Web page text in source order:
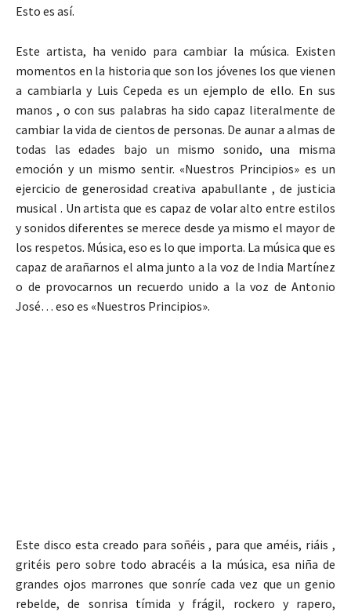
Esto es así.
Este artista, ha venido para cambiar la música. Existen
momentos en la historia que son los jóvenes los que vienen
a cambiarla y Luis Cepeda es un ejemplo de ello. En sus
manos , o con sus palabras ha sido capaz literalmente de
cambiar la vida de cientos de personas. De aunar a almas de
todas las edades bajo un mismo sonido, una misma
emoción y un mismo sentir. «Nuestros Principios» es un
ejercicio de generosidad creativa apabullante , de justicia
musical . Un artista que es capaz de volar alto entre estilos
y sonidos diferentes se merece desde ya mismo el mayor de
los respetos. Música, eso es lo que importa. La música que es
capaz de arañarnos el alma junto a la voz de India Martínez
o de provocarnos un recuerdo unido a la voz de Antonio
José… eso es «Nuestros Principios».
Este disco esta creado para soñéis , para que améis, riáis ,
gritéis pero sobre todo abracéis a la música, esa niña de
grandes ojos marrones que sonríe cada vez que un genio
rebelde, de sonrisa tímida y frágil, rockero y rapero,